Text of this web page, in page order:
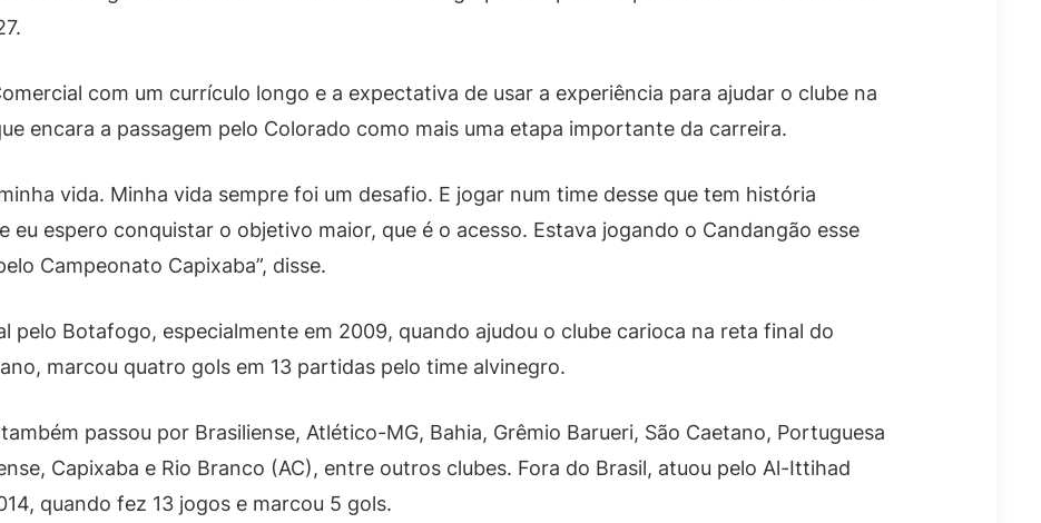
com um currículo longo e a expectativa de usar a experiência para ajudar o clube na
encara a passagem pelo Colorado como mais uma etapa importante da carreira.
vida. Minha vida sempre foi um desafio. E jogar num time desse que tem história
eu espero conquistar o objetivo maior, que é o acesso. Estava jogando o Candangão esse
Campeonato Capixaba”, disse.
pelo Botafogo, especialmente em 2009, quando ajudou o clube carioca na reta final do
marcou quatro gols em 13 partidas pelo time alvinegro.
passou por Brasiliense, Atlético-MG, Bahia, Grêmio Barueri, São Caetano, Portuguesa
Capixaba e Rio Branco (AC), entre outros clubes. Fora do Brasil, atuou pelo Al-Ittihad
quando fez 13 jogos e marcou 5 gols.